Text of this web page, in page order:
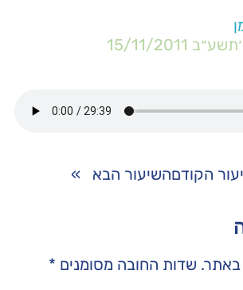
15/11/2011
הקודםהשיעור הבא »
באתר. שדות החובה מסומנים *